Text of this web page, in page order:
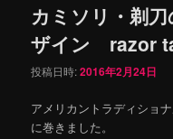
カミソリ・剃
ザイン razor
投稿日時:2016年2月24日
アメリカントラディショ
に巻きました。